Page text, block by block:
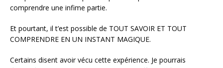
comprendre une infime partie.
Et pourtant, il t’est possible de TOUT SAVOIR ET TOUT
COMPRENDRE EN UN INSTANT MAGIQUE.
Certains disent avoir vécu cette expérience. Je pourrais